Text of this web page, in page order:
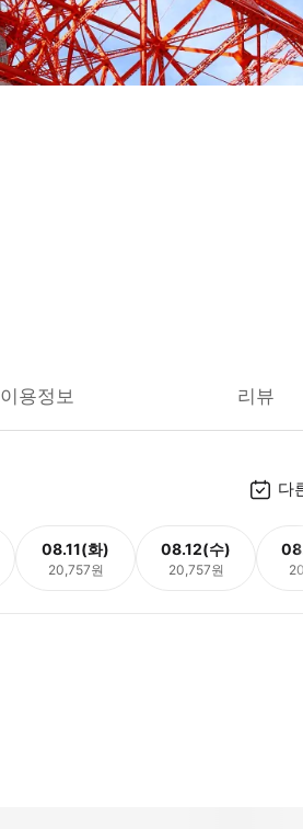
이용정보 리뷰
다
08.11(화)
20,757원
08.12(수)
20,757원